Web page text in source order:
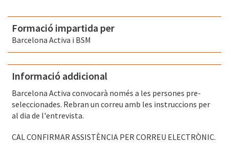
Formació impartida per
Barcelona Activa i BSM
Informació addicional
Barcelona Activa convocarà només a les persones pre-
seleccionades. Rebran un correu amb les instruccions per
al dia de l'entrevista.
CAL CONFIRMAR ASSISTÈNCIA PER CORREU ELECTRÒNIC.